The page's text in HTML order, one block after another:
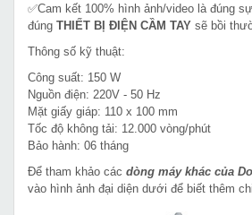
✅Cam kết 100% hình ảnh/video là đúng
đúng THIẾT BỊ ĐIỆN CẦM TAY sẽ bồi
Thông số kỹ thuật:
Công suất: 150 W
Nguồn điện: 220V - 50 Hz
Mặt giấy giáp: 110 x 100 mm
Tốc độ không tải: 12.000 vòng/phút
Bảo hành: 06 tháng
Để tham khảo các dòng máy khác của
vào hình ảnh đại diện dưới để biết thêm